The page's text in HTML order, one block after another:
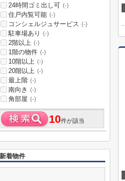
24時間ゴミ出し可 (-)
住戸内覧可能 (-)
コンシェルジュサービス (-)
駐車場あり (-)
2階以上 (-)
1階の物件 (-)
10階以上 (-)
20階以上 (-)
最上階 (-)
南向き (-)
角部屋 (-)
10件が該当
新着物件